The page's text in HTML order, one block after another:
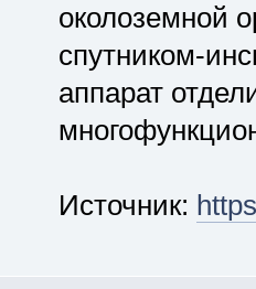
околоземной
спутником-
аппарат
Источник: